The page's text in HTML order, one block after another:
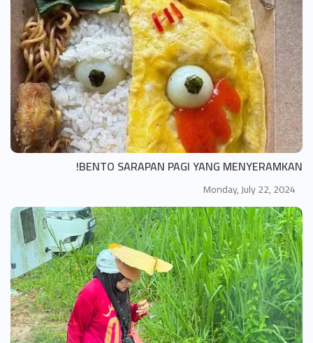
BENTO SARAPAN PAGI YANG MENYERAMKAN!
Monday, July 22, 2024